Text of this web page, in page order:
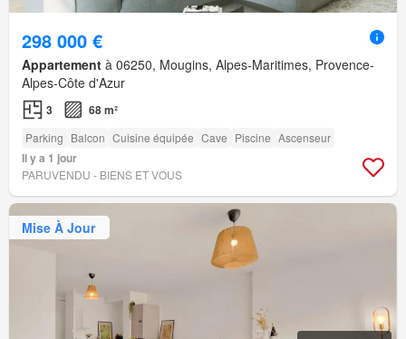
298 000 €
Appartement à 06250, Mougins, Alpes-Maritimes, Provence-
Alpes-Côte d'Azur
3 68 m²
Parking Balcon Cuisine équipée Cave Piscine Ascenseur
Il y a 1 jour
PARUVENDU - BIENS ET VOUS
Mise À Jour